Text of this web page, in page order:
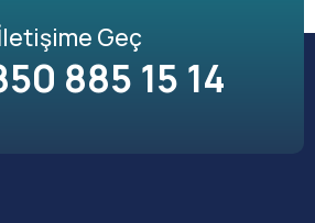
Geç
885 15 14